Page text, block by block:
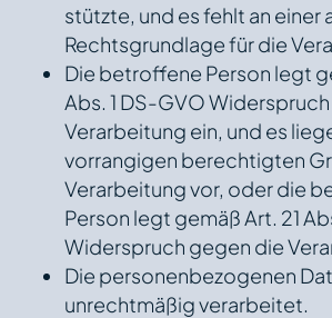
stützte, und es fehlt an einer
Rechtsgrundlage für die
Die betroffene Person legt
Abs. 1 DS-GVO
Verarbeitung ein, und es
vorrangigen berechtigten
Verarbeitung vor, oder die
Person legt gemäß Art. 21
Widerspruch gegen die
Die personenbezogenen
unrechtmäßig verarbeitet.